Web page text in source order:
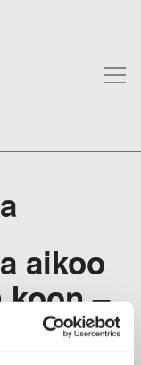
aikoo
–